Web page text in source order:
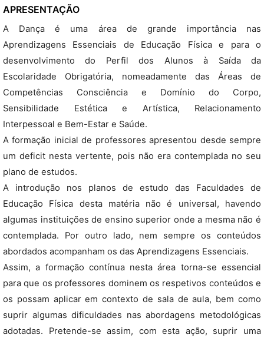
APRESENTAÇÃO
A Dança é uma área de grande importância nas
Aprendizagens Essenciais de Educação Física e para o
desenvolvimento do Perfil dos Alunos à Saída da
Escolaridade Obrigatória, nomeadamente das Áreas de
Competências Consciência e Domínio do Corpo,
Sensibilidade Estética e Artística, Relacionamento
Interpessoal e Bem-Estar e Saúde.
A formação inicial de professores apresentou desde sempre
um deficit nesta vertente, pois não era contemplada no seu
plano de estudos.
A introdução nos planos de estudo das Faculdades de
Educação Física desta matéria não é universal, havendo
algumas instituições de ensino superior onde a mesma não é
contemplada. Por outro lado, nem sempre os conteúdos
abordados acompanham os das Aprendizagens Essenciais.
Assim, a formação contínua nesta área torna-se essencial
para que os professores dominem os respetivos conteúdos e
os possam aplicar em contexto de sala de aula, bem como
suprir algumas dificuldades nas abordagens metodológicas
adotadas. Pretende-se assim, com esta ação, suprir uma